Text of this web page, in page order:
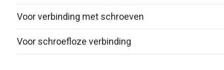
Voor verbinding met schroeven
Voor schroefloze verbinding